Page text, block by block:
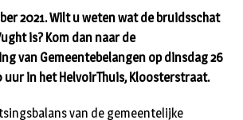
2021. Wilt u weten wat de bruidsschat
is? Kom dan naar de
van Gemeentebelangen op dinsdag 26
in het HelvoirThuis, Kloosterstraat.
van de gemeentelijke